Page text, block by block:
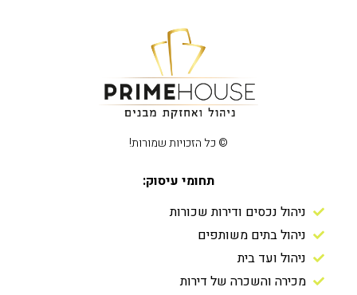
© כל הזכויות שמורות!
תחומי עיסוק:
ניהול נכסים ודירות שכורות
ניהול בתים משותפים
ניהול ועד בית
מכירה והשכרה של דירות